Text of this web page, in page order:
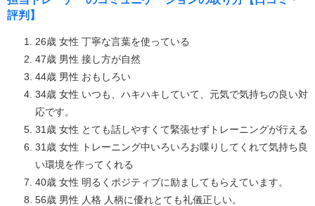
評判】
26歳 女性 丁寧な言葉を使っている
47歳 男性 接し方が自然
44歳 男性 おもしろい
34歳 女性 いつも、ハキハキしていて、元気で気持ちの良い対
応です。
31歳 女性 とても話しやすくて緊張せずトレーニングが行える
31歳 女性 トレーニング中いろいろお喋りしてくれて気持ち良
い環境を作ってくれる
40歳 女性 明るくポジティブに励ましてもらえています。
56歳 男性 人格 人柄に優れとても礼儀正しい。